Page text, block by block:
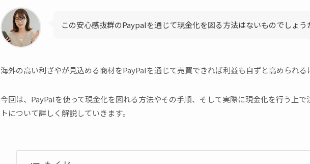
この安心感抜群のPaypalを通じて現金化を図る方法はないものでしょう
海外の高い利ざやが見込める商材をPayPalを通じて売買できれば利益も自ずと高められる
今回は、PayPalを使って現金化を図れる方法やその手順、そして実際に現金化を行う上
トについて詳しく解説していきます。